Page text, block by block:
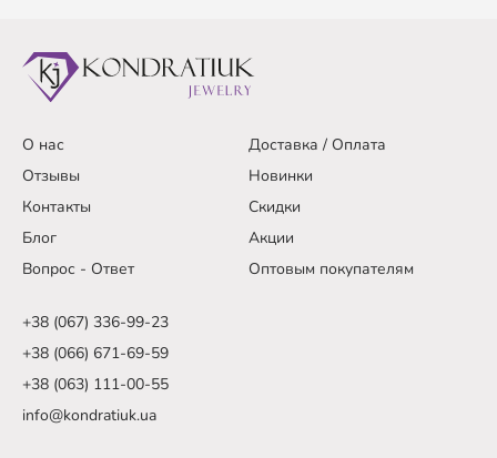
О нас
Доставка / Оплата
Отзывы
Новинки
Контакты
Скидки
Блог
Акции
Вопрос - Ответ
Оптовым покупателям
+38 (067) 336-99-23
+38 (066) 671-69-59
+38 (063) 111-00-55
info@kondratiuk.ua